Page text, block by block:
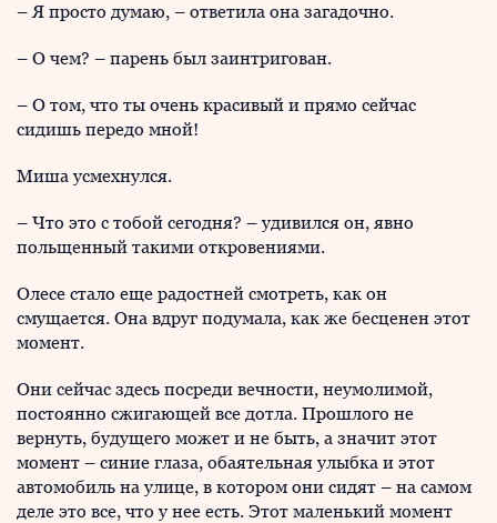
– Я просто думаю, – ответила она загадочно.
– О чем? – парень был заинтригован.
– О том, что ты очень красивый и прямо сейчас
сидишь передо мной!
Миша усмехнулся.
– Что это с тобой сегодня? – удивился он, явно
польщенный такими откровениями.
Олесе стало еще радостней смотреть, как он
смущается. Она вдруг подумала, как же бесценен этот
момент.
Они сейчас здесь посреди вечности, неумолимой,
постоянно сжигающей все дотла. Прошлого не
вернуть, будущего может и не быть, а значит этот
момент – синие глаза, обаятельная улыбка и этот
автомобиль на улице, в котором они сидят – на самом
деле это все, что у нее есть. Этот маленький момент